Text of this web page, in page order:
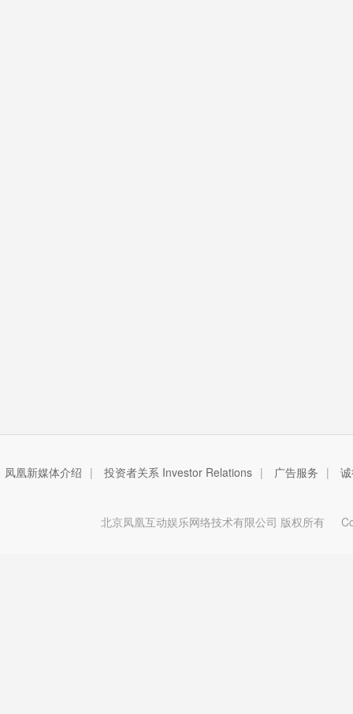
凤凰新媒体介绍 | 投资者关系 Investor Relations | 广告服务 |
北京凤凰互动娱乐网络技术有限公司 版权所有